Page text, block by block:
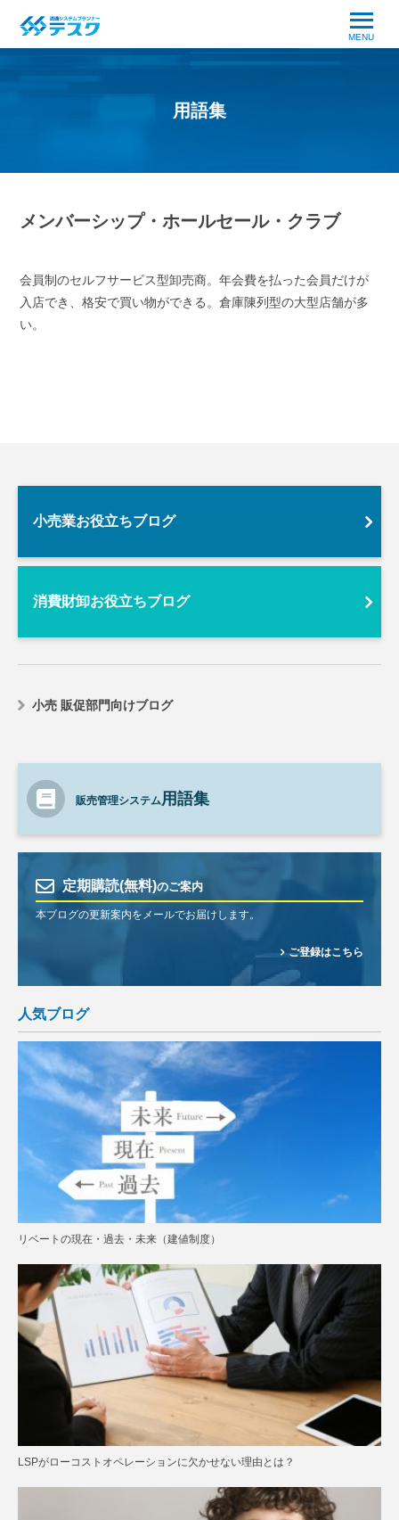
MENU
用語集
メンバーシップ・ホールセール・クラブ
会員制のセルフサービス型卸売商。年会費を払った会員だけが
入店でき、格安で買い物ができる。倉庫陳列型の大型店舗が多
い。
小売業お役立ちブログ
消費財卸お役立ちブログ
小売 販促部門向けブログ
販売管理システム用語集
定期購読(無料)のご案内
本ブログの更新案内をメールでお届けします。
ご登録はこちら
人気ブログ
リベートの現在・過去・未来（建値制度）
LSPがローコストオペレーションに欠かせない理由とは？